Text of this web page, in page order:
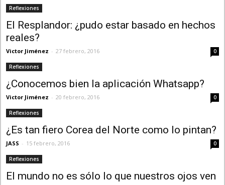
Reflexiones
El Resplandor: ¿pudo estar basado en hechos
reales?
Victor Jiménez - 27 febrero, 2016 0
Reflexiones
¿Conocemos bien la aplicación Whatsapp?
Victor Jiménez - 20 febrero, 2016 0
Reflexiones
¿Es tan fiero Corea del Norte como lo pintan?
JASS - 15 febrero, 2016 0
Reflexiones
El mundo no es sólo lo que nuestros ojos ven